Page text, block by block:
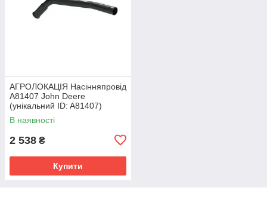
АГРОЛОКАЦІЯ Насінняпровід
A81407 John Deere
(унікальний ID: A81407)
В наявності
2 538 ₴
Купити